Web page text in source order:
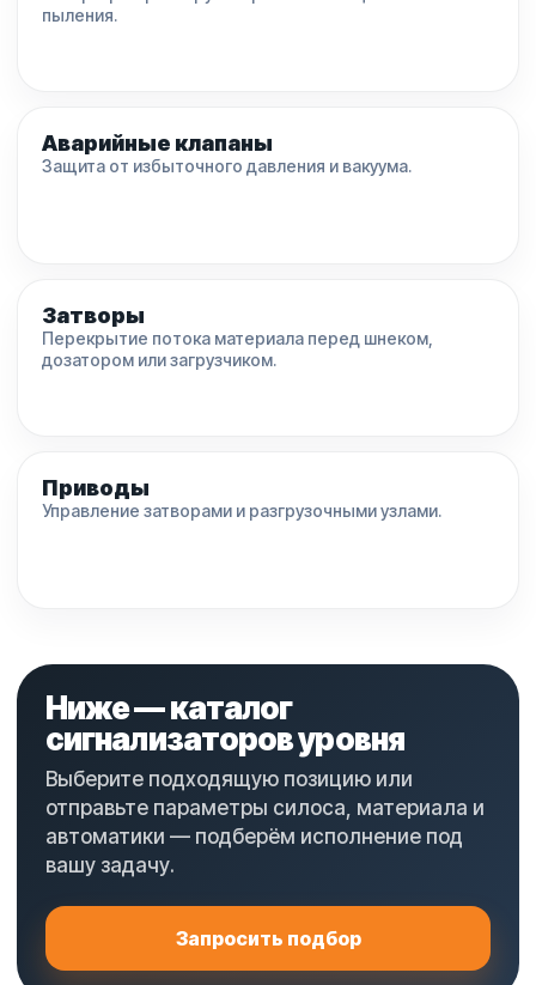
пыления.
Аварийные клапаны
Защита от избыточного давления и вакуума.
Затворы
Перекрытие потока материала перед шнеком,
дозатором или загрузчиком.
Приводы
Управление затворами и разгрузочными узлами.
Ниже — каталог
сигнализаторов уровня
Выберите подходящую позицию или
отправьте параметры силоса, материала и
автоматики — подберём исполнение под
вашу задачу.
Запросить подбор